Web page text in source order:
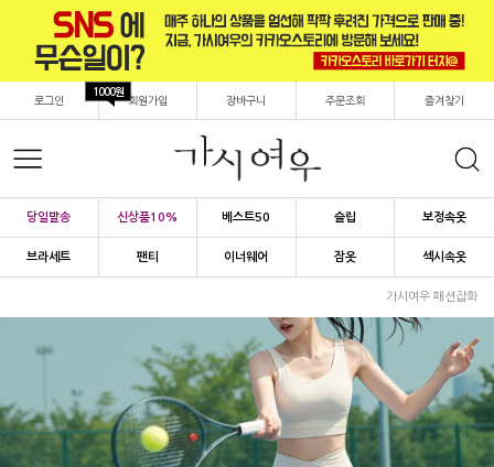
로그인 회원가입
1000원
장바구니 주문조회 즐겨찾기
당일발송 신상품10% 베스트50 슬립 보정속옷
브라세트 팬티 이너웨어 잠옷 섹시속옷
가시여우 패션잡화